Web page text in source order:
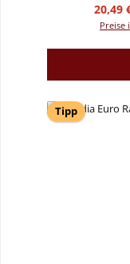
20,49
Preise
Tipp